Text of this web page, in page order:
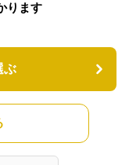
ります
ぶ